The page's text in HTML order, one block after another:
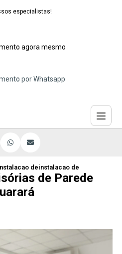
especialistas!
agora mesmo
por Whatsapp
eucatex
de divisoria de eucatex para
instalacao de divisorias
de Parede